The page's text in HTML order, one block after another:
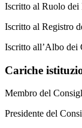
Iscritto al Ruolo
Iscritto al Registro
Iscritto all’Albo dei
Cariche
Membro del
Presidente del